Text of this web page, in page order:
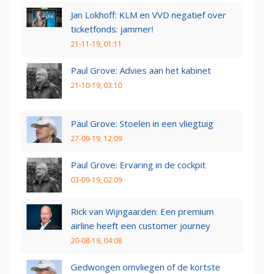
Jan Lokhoff: KLM en VVD negatief over
ticketfonds: jammer!
21-11-19, 01:11
Paul Grove: Advies aan het kabinet
21-10-19, 03:10
Paul Grove: Stoelen in een vliegtuig
27-09-19, 12:09
Paul Grove: Ervaring in de cockpit
03-09-19, 02:09
Rick van Wijngaarden: Een premium
airline heeft een customer journey
20-08-19, 04:08
Gedwongen omvliegen of de kortste